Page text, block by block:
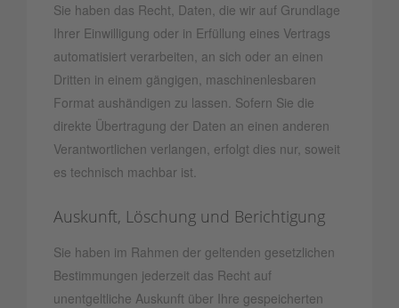
Sie haben das Recht, Daten, die wir auf Grundlage
Ihrer Einwilligung oder in Erfüllung eines Vertrags
automatisiert verarbeiten, an sich oder an einen
Dritten in einem gängigen, maschinenlesbaren
Format aushändigen zu lassen. Sofern Sie die
direkte Übertragung der Daten an einen anderen
Verantwortlichen verlangen, erfolgt dies nur, soweit
es technisch machbar ist.
Auskunft, Löschung und Berichtigung
Sie haben im Rahmen der geltenden gesetzlichen
Bestimmungen jederzeit das Recht auf
unentgeltliche Auskunft über Ihre gespeicherten